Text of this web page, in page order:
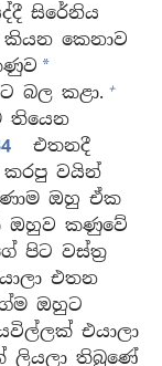
සිරේනිය
කෙනාව
*
බල කළා. +
තියෙන
එතනදී
කරපු වයින්
ඔහු ඒක
ඔහුව කණුවේ
පිට වස්ත්‍ර
එතන
ඔහුට
එයාලා
ලියලා තිබුණේ